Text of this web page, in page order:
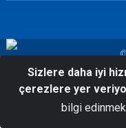
Sizlere daha iyi
çerezlere yer
bilgi